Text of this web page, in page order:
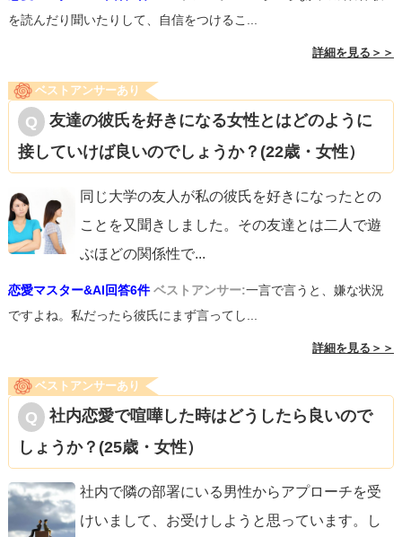
を読んだり聞いたりして、自信をつけるこ...
詳細を見る＞＞
ベストアンサーあり
友達の彼氏を好きになる女性とはどのように
接していけば良いのでしょうか？(22歳・女性）
同じ大学の友人が私の彼氏を好きになったとの
ことを又聞きしました。その友達とは二人で遊
ぶほどの関係性で...
恋愛マスター&AI回答6件 ベストアンサー:一言で言うと、嫌な状況
ですよね。私だったら彼氏にまず言ってし...
詳細を見る＞＞
ベストアンサーあり
社内恋愛で喧嘩した時はどうしたら良いので
しょうか？(25歳・女性）
社内で隣の部署にいる男性からアプローチを受
けいまして、お受けしようと思っています。し